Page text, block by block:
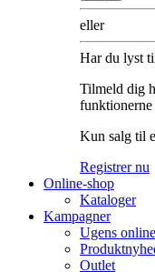
eller
Har du lyst
Tilmeld dig
funktionerne
Kun salg til
Registrer nu
Online-shop
Kataloger
Kampagner
Ugens
Outlet